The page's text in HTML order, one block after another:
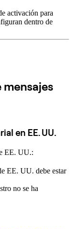
activación para
dentro de
en EE. UU.
EE. UU.:
EE. UU. debe estar
no se ha